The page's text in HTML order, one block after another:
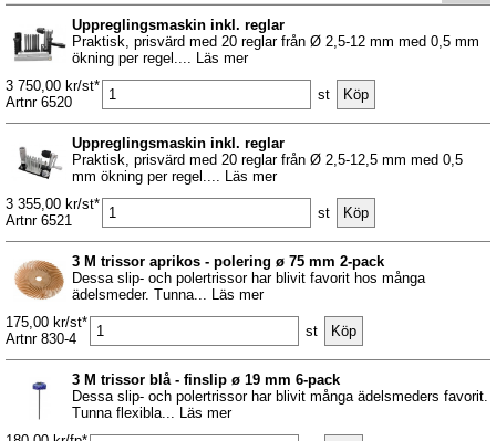
Uppreglingsmaskin inkl. reglar
Praktisk, prisvärd med 20 reglar från Ø 2,5-12 mm med 0,5 mm
ökning per regel.... Läs mer
3 750,00 kr/st*
Artnr 6520
st
Uppreglingsmaskin inkl. reglar
Praktisk, prisvärd med 20 reglar från Ø 2,5-12,5 mm med 0,5
mm ökning per regel.... Läs mer
3 355,00 kr/st*
Artnr 6521
st
3 M trissor aprikos - polering ø 75 mm 2-pack
Dessa slip- och polertrissor har blivit favorit hos många
ädelsmeder. Tunna... Läs mer
175,00 kr/st*
Artnr 830-4
st
3 M trissor blå - finslip ø 19 mm 6-pack
Dessa slip- och polertrissor har blivit många ädelsmeders favorit.
Tunna flexibla... Läs mer